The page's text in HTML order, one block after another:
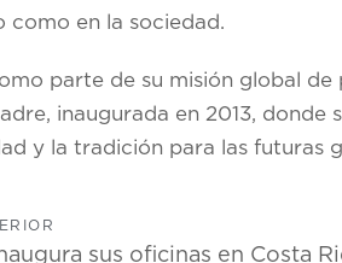
como en la sociedad.
parte de su misión global
inaugurada en 2013,
y la tradición para las futuras